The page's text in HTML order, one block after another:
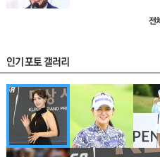
FOCUS